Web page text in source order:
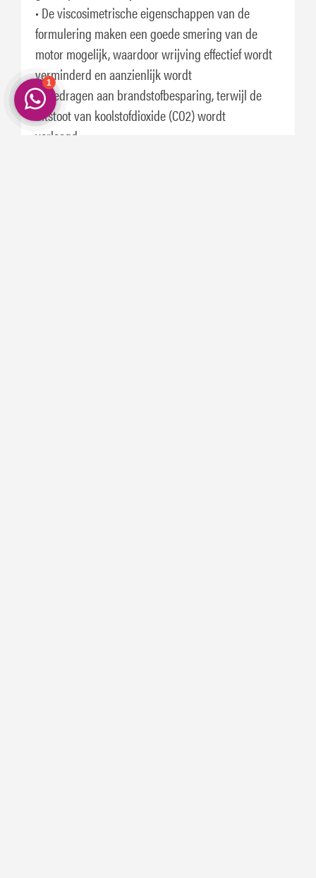
• De viscosimetrische eigenschappen van de
formulering maken een goede smering van de
motor mogelijk, waardoor wrijving effectief wordt
verminderd en aanzienlijk wordt
bijgedragen aan brandstofbesparing, terwijl de
uitstoot van koolstofdioxide (CO2) wordt
verlaagd.